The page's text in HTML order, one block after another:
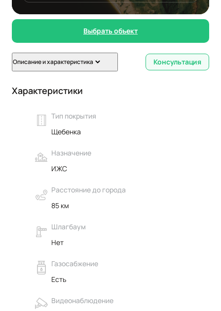
Выбрать объект
Описание и характеристика Консультация
Характеристики
Тип покрытия
Щебенка
Назначение
ИЖС
Расстояние до города
85 км
Шлагбаум
Нет
Газосабжение
Есть
Видеонаблюдение